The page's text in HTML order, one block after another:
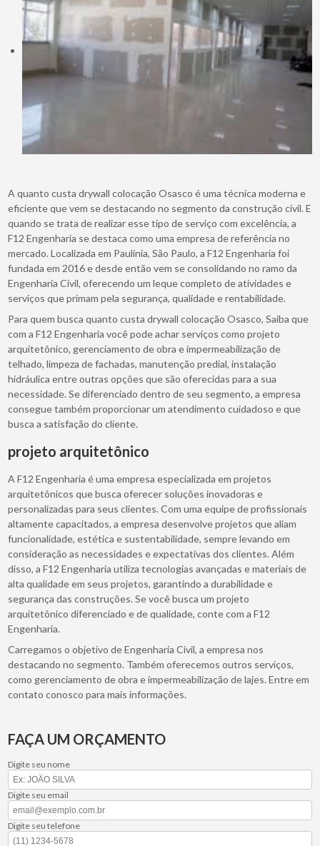
A quanto custa drywall colocação Osasco é uma técnica moderna e
eficiente que vem se destacando no segmento da construção civil. E
quando se trata de realizar esse tipo de serviço com excelência, a
F12 Engenharia se destaca como uma empresa de referência no
mercado. Localizada em Paulínia, São Paulo, a F12 Engenharia foi
fundada em 2016 e desde então vem se consolidando no ramo da
Engenharia Civil, oferecendo um leque completo de atividades e
serviços que primam pela segurança, qualidade e rentabilidade.
Para quem busca quanto custa drywall colocação Osasco, Saiba que
com a F12 Engenharia você pode achar serviços como projeto
arquitetônico, gerenciamento de obra e impermeabilização de
telhado, limpeza de fachadas, manutenção predial, instalação
hidráulica entre outras opções que são oferecidas para a sua
necessidade. Se diferenciado dentro de seu segmento, a empresa
consegue também proporcionar um atendimento cuidadoso e que
busca a satisfação do cliente.
projeto arquitetônico
A F12 Engenharia é uma empresa especializada em projetos
arquitetônicos que busca oferecer soluções inovadoras e
personalizadas para seus clientes. Com uma equipe de profissionais
altamente capacitados, a empresa desenvolve projetos que aliam
funcionalidade, estética e sustentabilidade, sempre levando em
consideração as necessidades e expectativas dos clientes. Além
disso, a F12 Engenharia utiliza tecnologias avançadas e materiais de
alta qualidade em seus projetos, garantindo a durabilidade e
segurança das construções. Se você busca um projeto
arquitetônico diferenciado e de qualidade, conte com a F12
Engenharia.
Carregamos o objetivo de Engenharia Civil, a empresa nos
destacando no segmento. Também oferecemos outros serviços,
como gerenciamento de obra e impermeabilização de lajes. Entre em
contato conosco para mais informações.
FAÇA UM ORÇAMENTO
Digite seu nome
Digite seu email
Digite seu telefone